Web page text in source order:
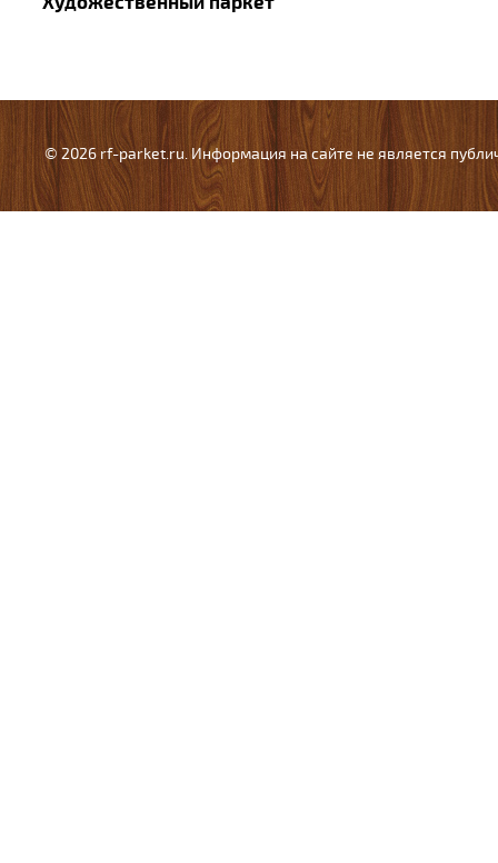
© 2026 rf-parket.ru. Информация на сайте не является